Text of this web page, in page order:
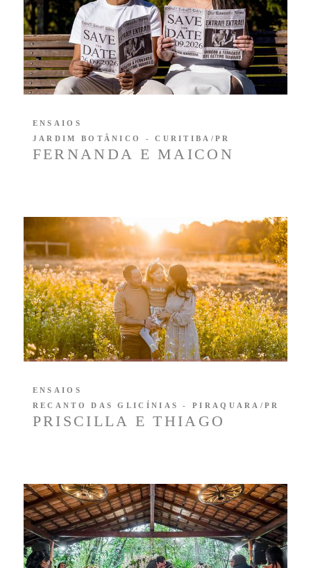
FERNANDA E MAICON
ENSAIOS
JARDIM BOTÂNICO - CURITIBA/PR
PRISCILLA E THIAGO
ENSAIOS
RECANTO DAS GLICÍNIAS - PIRAQUARA/PR